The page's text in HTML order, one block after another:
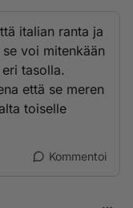
italian ranta ja
voi mitenkään
tasolla.
että se meren
toiselle
Kommentoi